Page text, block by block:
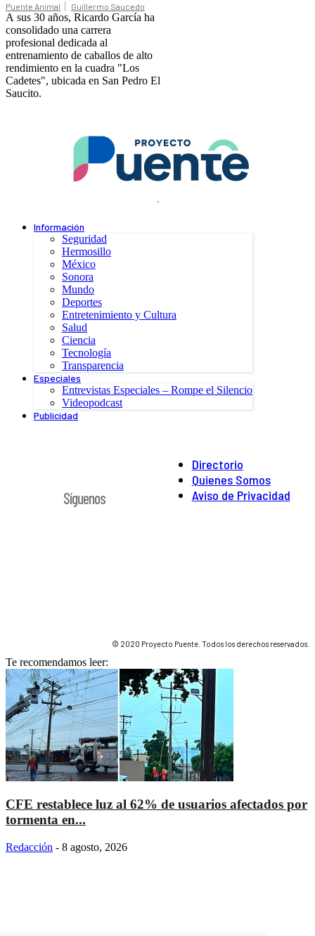
Puente Animal Guillermo Saucedo
A sus 30 años, Ricardo García ha
consolidado una carrera
profesional dedicada al
entrenamiento de caballos de alto
rendimiento en la cuadra "Los
Cadetes", ubicada en San Pedro El
Saucito.
.
Información
Seguridad
Hermosillo
México
Sonora
Mundo
Deportes
Entretenimiento y Cultura
Salud
Ciencia
Tecnología
Transparencia
Especiales
Entrevistas Especiales – Rompe el Silencio
Videopodcast
Publicidad
Directorio
Quienes Somos
Aviso de Privacidad
Síguenos
© 2020 Proyecto Puente. Todos los derechos reservados.
Te recomendamos leer:
CFE restablece luz al 62% de usuarios afectados por
tormenta en...
Redacción - 8 agosto, 2026